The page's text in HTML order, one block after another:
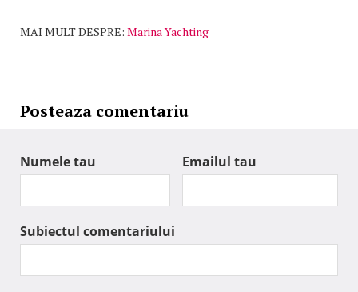
MAI MULT DESPRE: Marina Yachting
Posteaza comentariu
Numele tau Emailul tau
Subiectul comentariului